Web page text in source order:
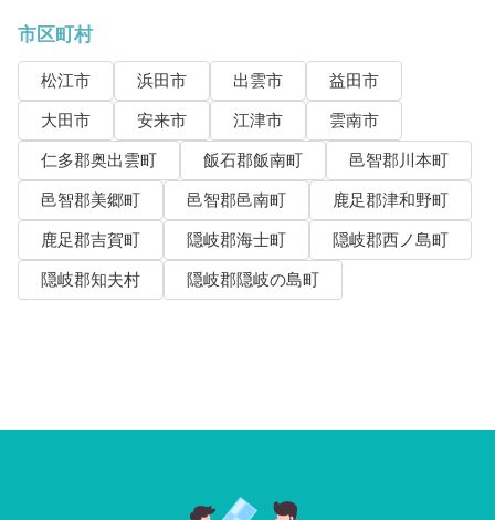
市区町村
松江市 浜田市 出雲市
益田市
大田市
安来市 江津市
雲南市
仁多郡奥出雲町
飯石郡飯南町
邑智郡川本町
邑智郡美郷町
邑智郡邑南町
鹿足郡津和野町
鹿足郡吉賀町
隠岐郡海士町
隠岐郡西ノ島町
隠岐郡知夫村
隠岐郡隠岐の島町